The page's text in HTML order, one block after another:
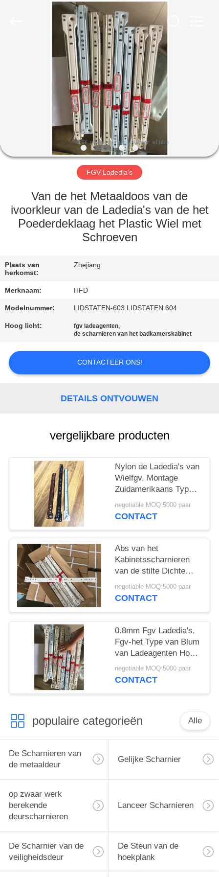
PRODUCTEN
ONGEVEER
ONS
FABRIEKSREIS
KWALITEITSCONTROLE
ONS
SITEMAP
PRIVACY
POLICY
FGV-Ladedia's
Van de het Metaaldoos van de
ivoorkleur van de Ladedia's van de het
Poederdeklaag het Plastic Wiel met
Schroeven
Plaats van
herkomst:
Zhejiang
Merknaam: HFD
Modelnummer: LIDSTATEN-603 LIDSTATEN 604
Hoog licht: fgv ladeagenten,
de scharnieren van het badkamerskabinet
CONTACTEER ONS!
DETAILS ONTVOUWEN
vergelijkbare producten
Nylon de Ladedia's van
Wielfgv, Montage
Zuidamerikaans Type
van Ladetoebehoren
negotiable MOQ:5000 paar
CONTACT
Abs van het
Kabinetsscharnieren
van de stilte Dichte
Badkamers het
Ontwerp Hoge
negotiable MOQ:5000 paar
CONTACT
0.8mm Fgv Ladedia's,
Fgv-het Type van Blum
van Ladeagenten Hoge
Prestaties
negotiable MOQ:5000 paar
CONTACT
populaire categorieën Alle
De Scharnieren van
de metaaldeur
Gelijke Scharnier
op zwaar werk
berekende
deurscharnieren
Lanceer Scharnieren
De Scharnier van de
veiligheidsdeur
De Steun van de
hoekplank